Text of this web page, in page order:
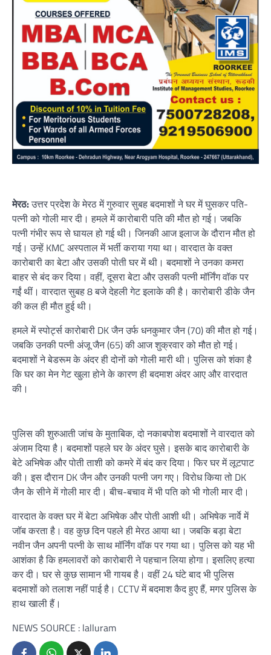
मेरठ:उत्तर प्रदेश के मेरठ में गुरुवार सुबह बदमाशों ने घर में घुसकर पति-
पत्नी को गोली मार दी। हमले में कारोबारी पति की मौत हो गई। जबकि
पत्नी गंभीर रूप से घायल हो गई थी। जिनकी आज इलाज के दौरान मौत हो
गई। उन्हें KMC अस्पताल में भर्ती कराया गया था। वारदात के वक्त
कारोबारी का बेटा और उसकी पोती घर में थी। बदमाशों ने उनका कमरा
बाहर से बंद कर दिया। वहीं, दूसरा बेटा और उसकी पत्नी मॉर्निंग वॉक पर
गईं थीं। वारदात सुबह 8 बजे देहली गेट इलाके की है। कारोबारी डीके जैन
की कल ही मौत हुई थी।
हमले में स्पोर्ट्स कारोबारी DK जैन उर्फ धनकुमार जैन (70) की मौत हो गई।
जबकि उनकी पत्नी अंजू जैन (65) की आज शुक्रवार को मौत हो गई।
बदमाशों ने बेडरूम के अंदर ही दोनों को गोली मारी थी। पुलिस को शंका है
कि घर का मेन गेट खुला होने के कारण ही बदमाश अंदर आए और वारदात
की।
पुलिस की शुरुआती जांच के मुताबिक, दो नकाबपोश बदमाशों ने वारदात को
अंजाम दिया है। बदमाशों पहले घर के अंदर घुसे। इसके बाद कारोबारी के
बेटे अभिषेक और पोती ताशी को कमरे में बंद कर दिया। फिर घर में लूटपाट
की। इस दौरान DK जैन और उनकी पत्नी जग गए। विरोध किया तो DK
जैन के सीने में गोली मार दी। बीच-बचाव में भी पति को भी गोली मार दी।
वारदात के वक्त घर में बेटा अभिषेक और पोती आशी थी। अभिषेक नार्वे में
जॉब करता है। वह कुछ दिन पहले ही मेरठ आया था। जबकि बड़ा बेटा
नवीन जैन अपनी पत्नी के साथ मॉर्निंग वॉक पर गया था। पुलिस को यह भी
आशंका है कि हमलावरों को कारोबारी ने पहचान लिया होगा। इसलिए हत्या
कर दी। घर से कुछ सामान भी गायब है। वहीं 24 घंटे बाद भी पुलिस
बदमाशों को तलाश नहीं पाई है। CCTV में बदमाश कैद हुए हैं, मगर पुलिस के
हाथ खाली हैं।
NEWS SOURCE : lalluram